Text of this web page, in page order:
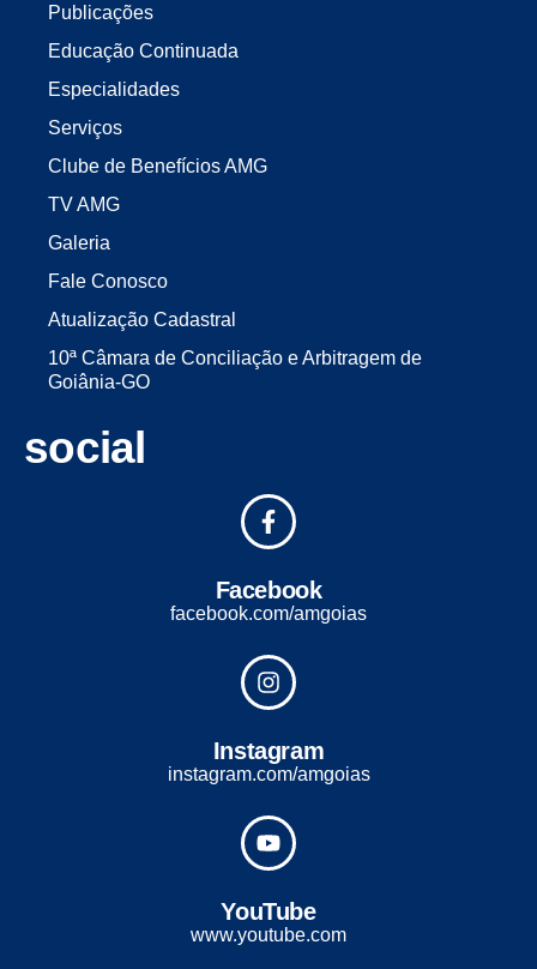
Publicações
Educação Continuada
Especialidades
Serviços
Clube de Benefícios AMG
TV AMG
Galeria
Fale Conosco
Atualização Cadastral
10ª Câmara de Conciliação e Arbitragem de
Goiânia-GO
social
Facebook
facebook.com/amgoias
Instagram
instagram.com/amgoias
YouTube
www.youtube.com